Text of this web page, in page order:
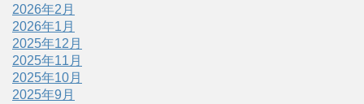
2026年2月
2026年1月
2025年12月
2025年11月
2025年10月
2025年9月